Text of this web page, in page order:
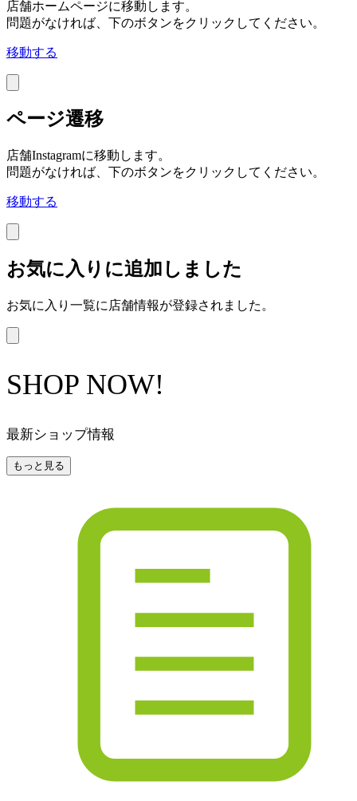
店舗ホームページに移動します。
問題がなければ、下のボタンをクリックしてください。
移動する
ページ遷移
店舗Instagramに移動します。
問題がなければ、下のボタンをクリックしてください。
移動する
お気に入りに追加しました
お気に入り一覧に店舗情報が登録されました。
SHOP NOW!
最新ショップ情報
もっと見る